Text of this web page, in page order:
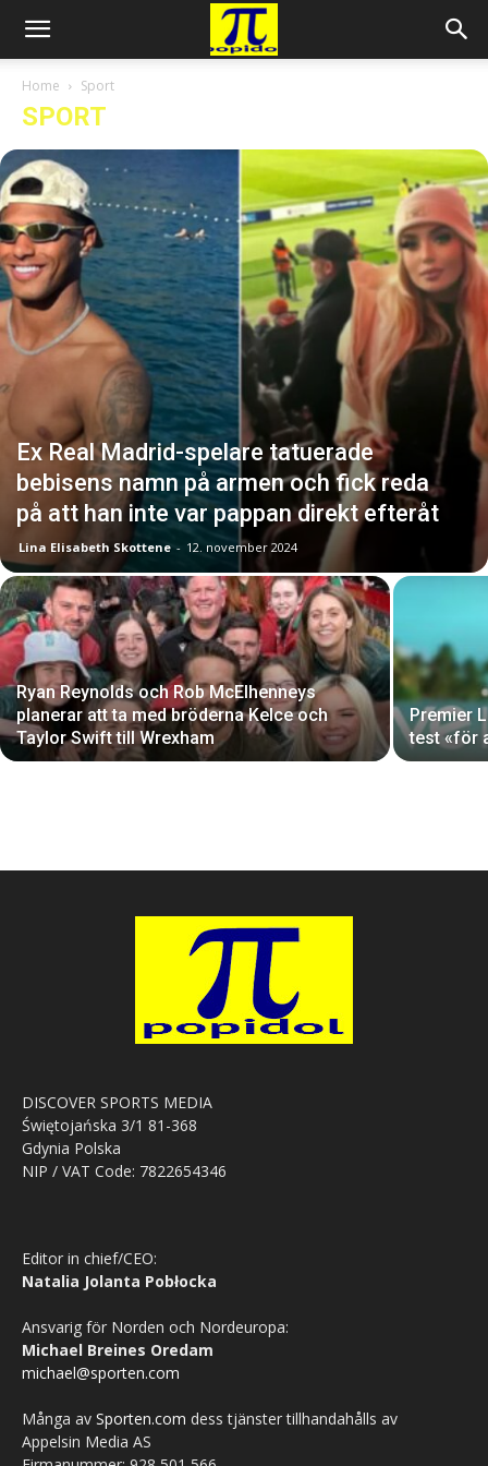
Home Sport
SPORT
Ex Real Madrid-spelare tatuerade
bebisens namn på armen och fick reda
på att han inte var pappan direkt efteråt
Lina Elisabeth Skottene - 12. november 2024
Ryan Reynolds och Rob McElhenneys
planerar att ta med bröderna Kelce och
Taylor Swift till Wrexham
Premier
test «för
DISCOVER SPORTS MEDIA
Świętojańska 3/1 81-368
Gdynia Polska
NIP / VAT Code: 7822654346
Editor in chief/CEO:
Natalia Jolanta Pobłocka
Ansvarig för Norden och Nordeuropa:
Michael Breines Oredam
michael@sporten.com
Många av Sporten.com dess tjänster tillhandahålls av
Appelsin Media AS